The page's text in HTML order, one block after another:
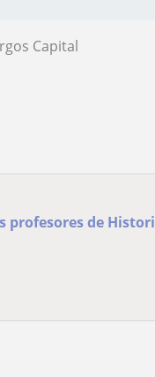
Capital
profesores de